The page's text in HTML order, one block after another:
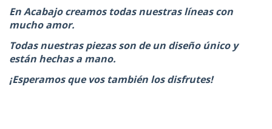
En Acabajo creamos todas nuestras líneas con
mucho amor.
Todas nuestras piezas son de un diseño único y
están hechas a mano.
¡Esperamos que vos también los disfrutes!